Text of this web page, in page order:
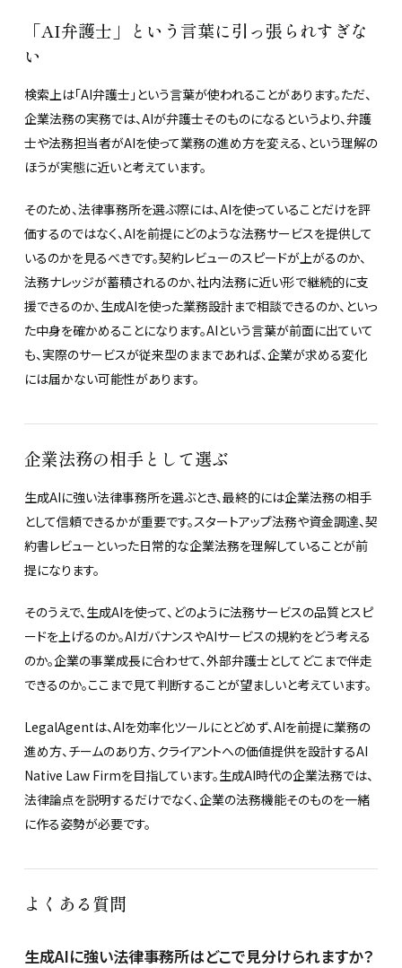
「AI弁護士」という言葉に引っ張られすぎな
い
検索上は「AI弁護士」という言葉が使われることがあります。ただ、
企業法務の実務では、AIが弁護士そのものになるというより、弁護
士や法務担当者がAIを使って業務の進め方を変える、という理解の
ほうが実態に近いと考えています。
そのため、法律事務所を選ぶ際には、AIを使っていることだけを評
価するのではなく、AIを前提にどのような法務サービスを提供して
いるのかを見るべきです。契約レビューのスピードが上がるのか、
法務ナレッジが蓄積されるのか、社内法務に近い形で継続的に支
援できるのか、生成AIを使った業務設計まで相談できるのか、といっ
た中身を確かめることになります。AIという言葉が前面に出ていて
も、実際のサービスが従来型のままであれば、企業が求める変化
には届かない可能性があります。
企業法務の相手として選ぶ
生成AIに強い法律事務所を選ぶとき、最終的には企業法務の相手
として信頼できるかが重要です。スタートアップ法務や資金調達、契
約書レビューといった日常的な企業法務を理解していることが前
提になります。
そのうえで、生成AIを使って、どのように法務サービスの品質とスピ
ードを上げるのか。AIガバナンスやAIサービスの規約をどう考える
のか。企業の事業成長に合わせて、外部弁護士としてどこまで伴走
できるのか。ここまで見て判断することが望ましいと考えています。
LegalAgentは、AIを効率化ツールにとどめず、AIを前提に業務の
進め方、チームのあり方、クライアントへの価値提供を設計するAI
Native Law Firmを目指しています。生成AI時代の企業法務では、
法律論点を説明するだけでなく、企業の法務機能そのものを一緒
に作る姿勢が必要です。
よくある質問
生成AIに強い法律事務所はどこで見分けられますか？